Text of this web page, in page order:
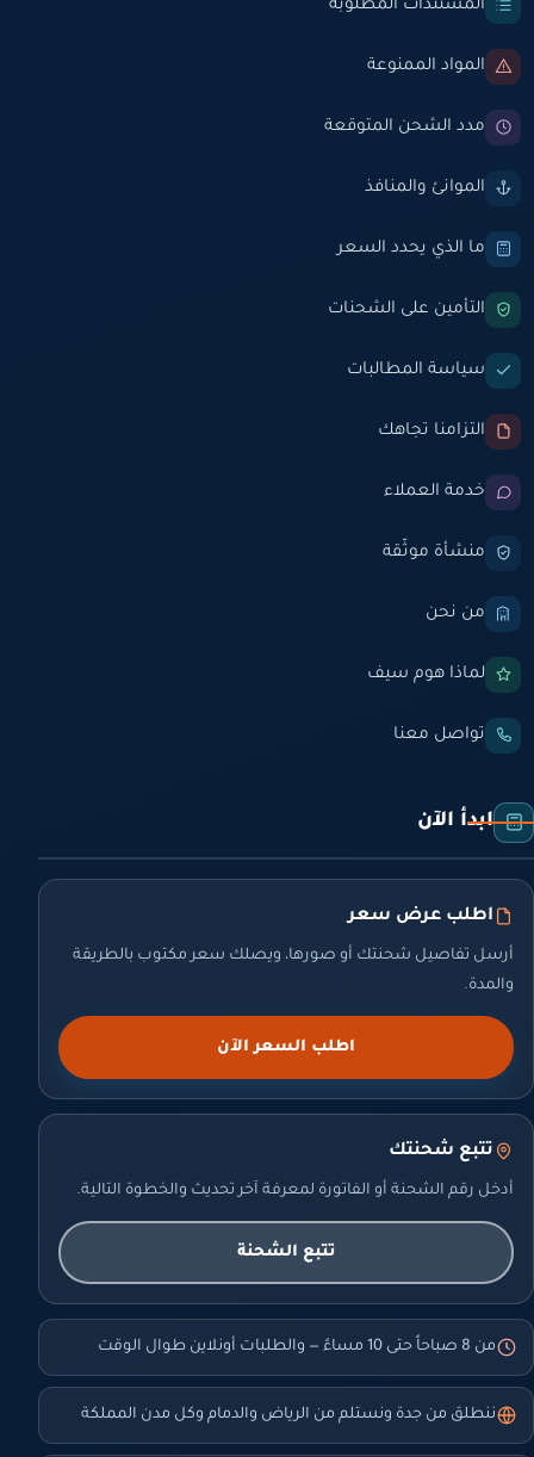
المستندات المطلوبة
المواد الممنوعة
مدد الشحن المتوقعة
الموانئ والمنافذ
ما الذي يحدد السعر
التأمين على الشحنات
سياسة المطالبات
التزامنا تجاهك
خدمة العملاء
منشأة موثّقة
من نحن
لماذا هوم سيف
تواصل معنا
ابدأ الآن
اطلب عرض سعر
أرسل تفاصيل شحنتك أو صورها، ويصلك سعر مكتوب بالطريقة
والمدة.
اطلب السعر الآن
تتبع شحنتك
أدخل رقم الشحنة أو الفاتورة لمعرفة آخر تحديث والخطوة التالية.
تتبع الشحنة
من 8 صباحاً حتى 10 مساءً — والطلبات أونلاين طوال الوقت
ننطلق من جدة ونستلم من الرياض والدمام وكل مدن المملكة